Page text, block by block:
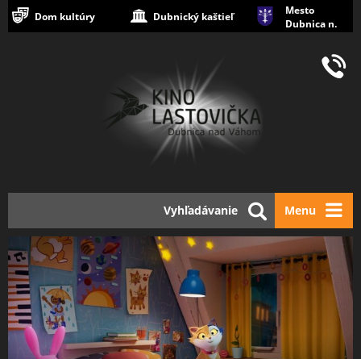
Dom kultúry Dubnický kaštieľ
Mesto
Dubnica n.
Menu
Vyhľadávanie